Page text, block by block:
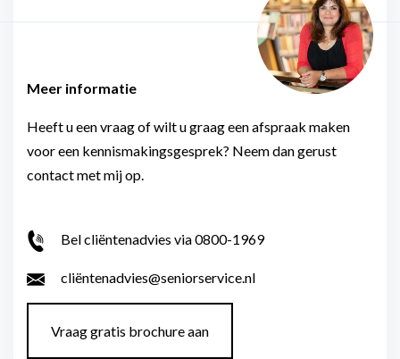
Meer informatie
Heeft u een vraag of wilt u graag een afspraak maken
voor een kennismakingsgesprek? Neem dan gerust
contact met mij op.
Bel cliëntenadvies via 0800-1969
cliëntenadvies@seniorservice.nl
Vraag gratis brochure aan